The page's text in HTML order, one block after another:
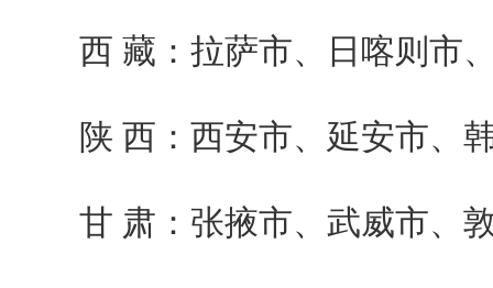
西 藏：拉萨市、日喀则市
陕 西：西安市、延安市、
甘 肃：张掖市、武威市、